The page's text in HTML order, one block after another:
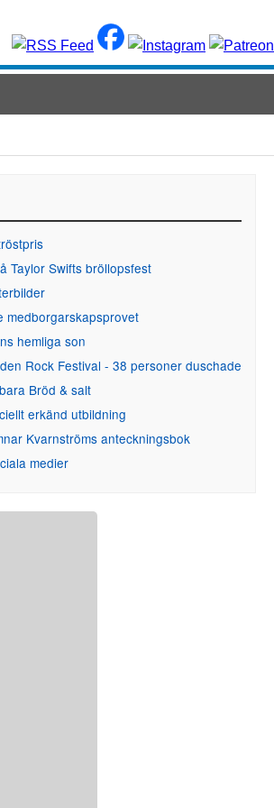
Taylor Swifts bröllopsfest
medborgarskapsprovet
hemliga son
Rock Festival - 38 personer duschade
Bröd & salt
erkänd utbildning
Kvarnströms anteckningsbok
medier